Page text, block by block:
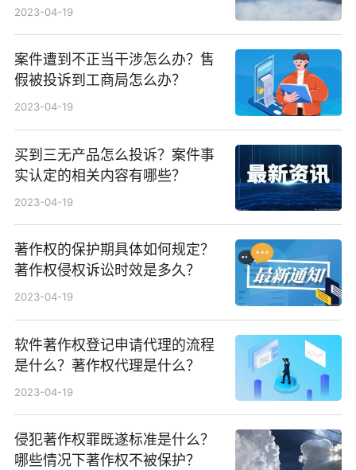
用？
2023-04-19
案件遭到不正当干涉怎么办？售
假被投诉到工商局怎么办？
2023-04-19
买到三无产品怎么投诉？案件事
实认定的相关内容有哪些？
2023-04-19
著作权的保护期具体如何规定？
著作权侵权诉讼时效是多久？
2023-04-19
软件著作权登记申请代理的流程
是什么？著作权代理是什么？
2023-04-19
侵犯著作权罪既遂标准是什么？
哪些情况下著作权不被保护？